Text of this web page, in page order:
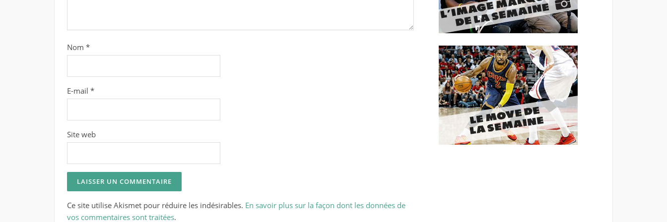
Nom *
E-mail *
Site web
Ce site utilise Akismet pour réduire les indésirables. En savoir plus sur la façon dont les données de
vos commentaires sont traitées.